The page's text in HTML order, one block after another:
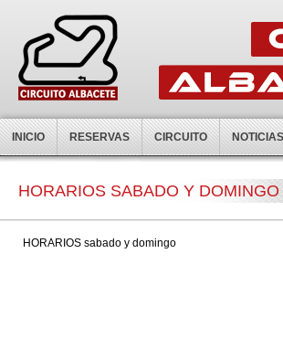
INICIO RESERVAS CIRCUITO NOTICIAS
HORARIOS SABADO Y DOMINGO
HORARIOS sabado y domingo